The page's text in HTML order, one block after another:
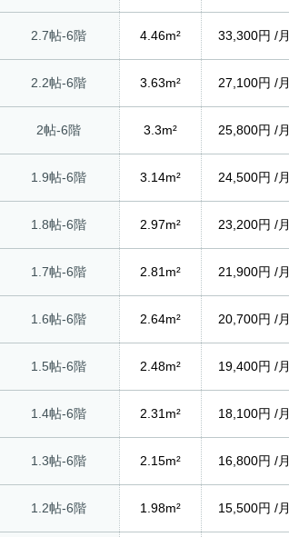
2.7帖-6階 4.46m² 33,300円 /月
2.2帖-6階 3.63m² 27,100円 /月
2帖-6階 3.3m² 25,800円 /月
1.9帖-6階 3.14m² 24,500円 /月
1.8帖-6階 2.97m² 23,200円 /月
1.7帖-6階 2.81m² 21,900円 /月
1.6帖-6階 2.64m² 20,700円 /月
1.5帖-6階 2.48m² 19,400円 /月
1.4帖-6階 2.31m² 18,100円 /月
1.3帖-6階 2.15m² 16,800円 /月
1.2帖-6階 1.98m² 15,500円 /月